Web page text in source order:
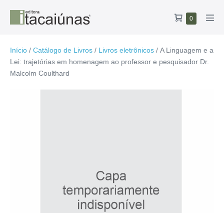
conteúdo
Carrinho
0Itens
Início / Catálogo de Livros / Livros eletrônicos / A Linguagem e a
Lei: trajetórias em homenagem ao professor e pesquisador Dr.
Malcolm Coulthard